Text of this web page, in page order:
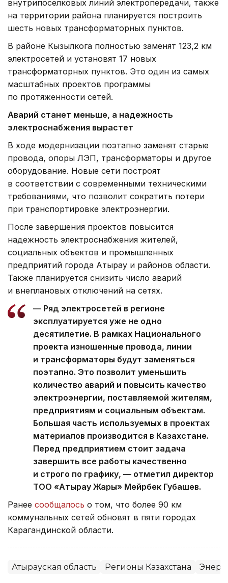
внутрипоселковых линий электропередачи, также
на территории района планируется построить
шесть новых трансформаторных пунктов.
В районе Кызылкога полностью заменят 123,2 км
электросетей и установят 17 новых
трансформаторных пунктов. Это один из самых
масштабных проектов программы
по протяженности сетей.
Аварий станет меньше, а надежность
электроснабжения вырастет
В ходе модернизации поэтапно заменят старые
провода, опоры ЛЭП, трансформаторы и другое
оборудование. Новые сети построят
в соответствии с современными техническими
требованиями, что позволит сократить потери
при транспортировке электроэнергии.
После завершения проектов повысится
надежность электроснабжения жителей,
социальных объектов и промышленных
предприятий города Атырау и районов области.
Также планируется снизить число аварий
и внеплановых отключений на сетях.
— Ряд электросетей в регионе
эксплуатируется уже не одно
десятилетие. В рамках Национального
проекта изношенные провода, линии
и трансформаторы будут заменяться
поэтапно. Это позволит уменьшить
количество аварий и повысить качество
электроэнергии, поставляемой жителям,
предприятиям и социальным объектам.
Большая часть используемых в проектах
материалов производится в Казахстане.
Перед предприятием стоит задача
завершить все работы качественно
и строго по графику, — отметил директор
ТОО «Атырау Жарық» Мейрбек Губашев.
Ранее сообщалось о том, что более 90 км
коммунальных сетей обновят в пяти городах
Карагандинской области.
Атырауская область Регионы Казахстана